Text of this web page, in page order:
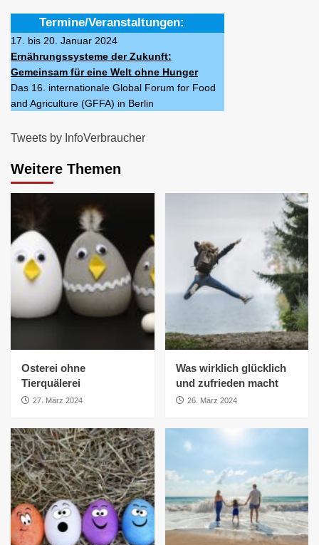
Termine/Veranstaltungen:
17. bis 20. Januar 2024
Ernährungssysteme der Zukunft:
Gemeinsam für eine Welt ohne Hunger
Das 16. internationale Global Forum for Food
and Agriculture (GFFA) in Berlin
Tweets by InfoVerbraucher
Weitere Themen
Osterei ohne
Tierquälerei
27. März 2024
Was wirklich glücklich
und zufrieden macht
26. März 2024